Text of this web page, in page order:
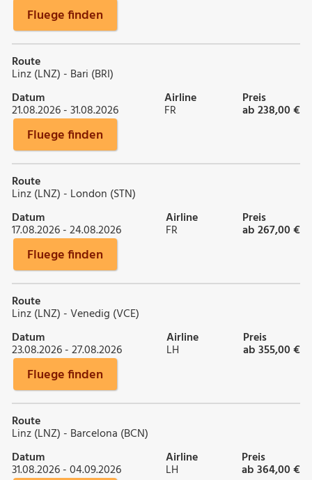
Fluege finden
Route
Linz (LNZ) - Bari (BRI)
Datum
21.08.2026 - 31.08.2026
Airline
FR
Preis
ab 238,00 €
Fluege finden
Route
Linz (LNZ) - London (STN)
Datum
17.08.2026 - 24.08.2026
Airline
FR
Preis
ab 267,00 €
Fluege finden
Route
Linz (LNZ) - Venedig (VCE)
Datum
23.08.2026 - 27.08.2026
Airline
LH
Preis
ab 355,00 €
Fluege finden
Route
Linz (LNZ) - Barcelona (BCN)
Datum
31.08.2026 - 04.09.2026
Airline
LH
Preis
ab 364,00 €